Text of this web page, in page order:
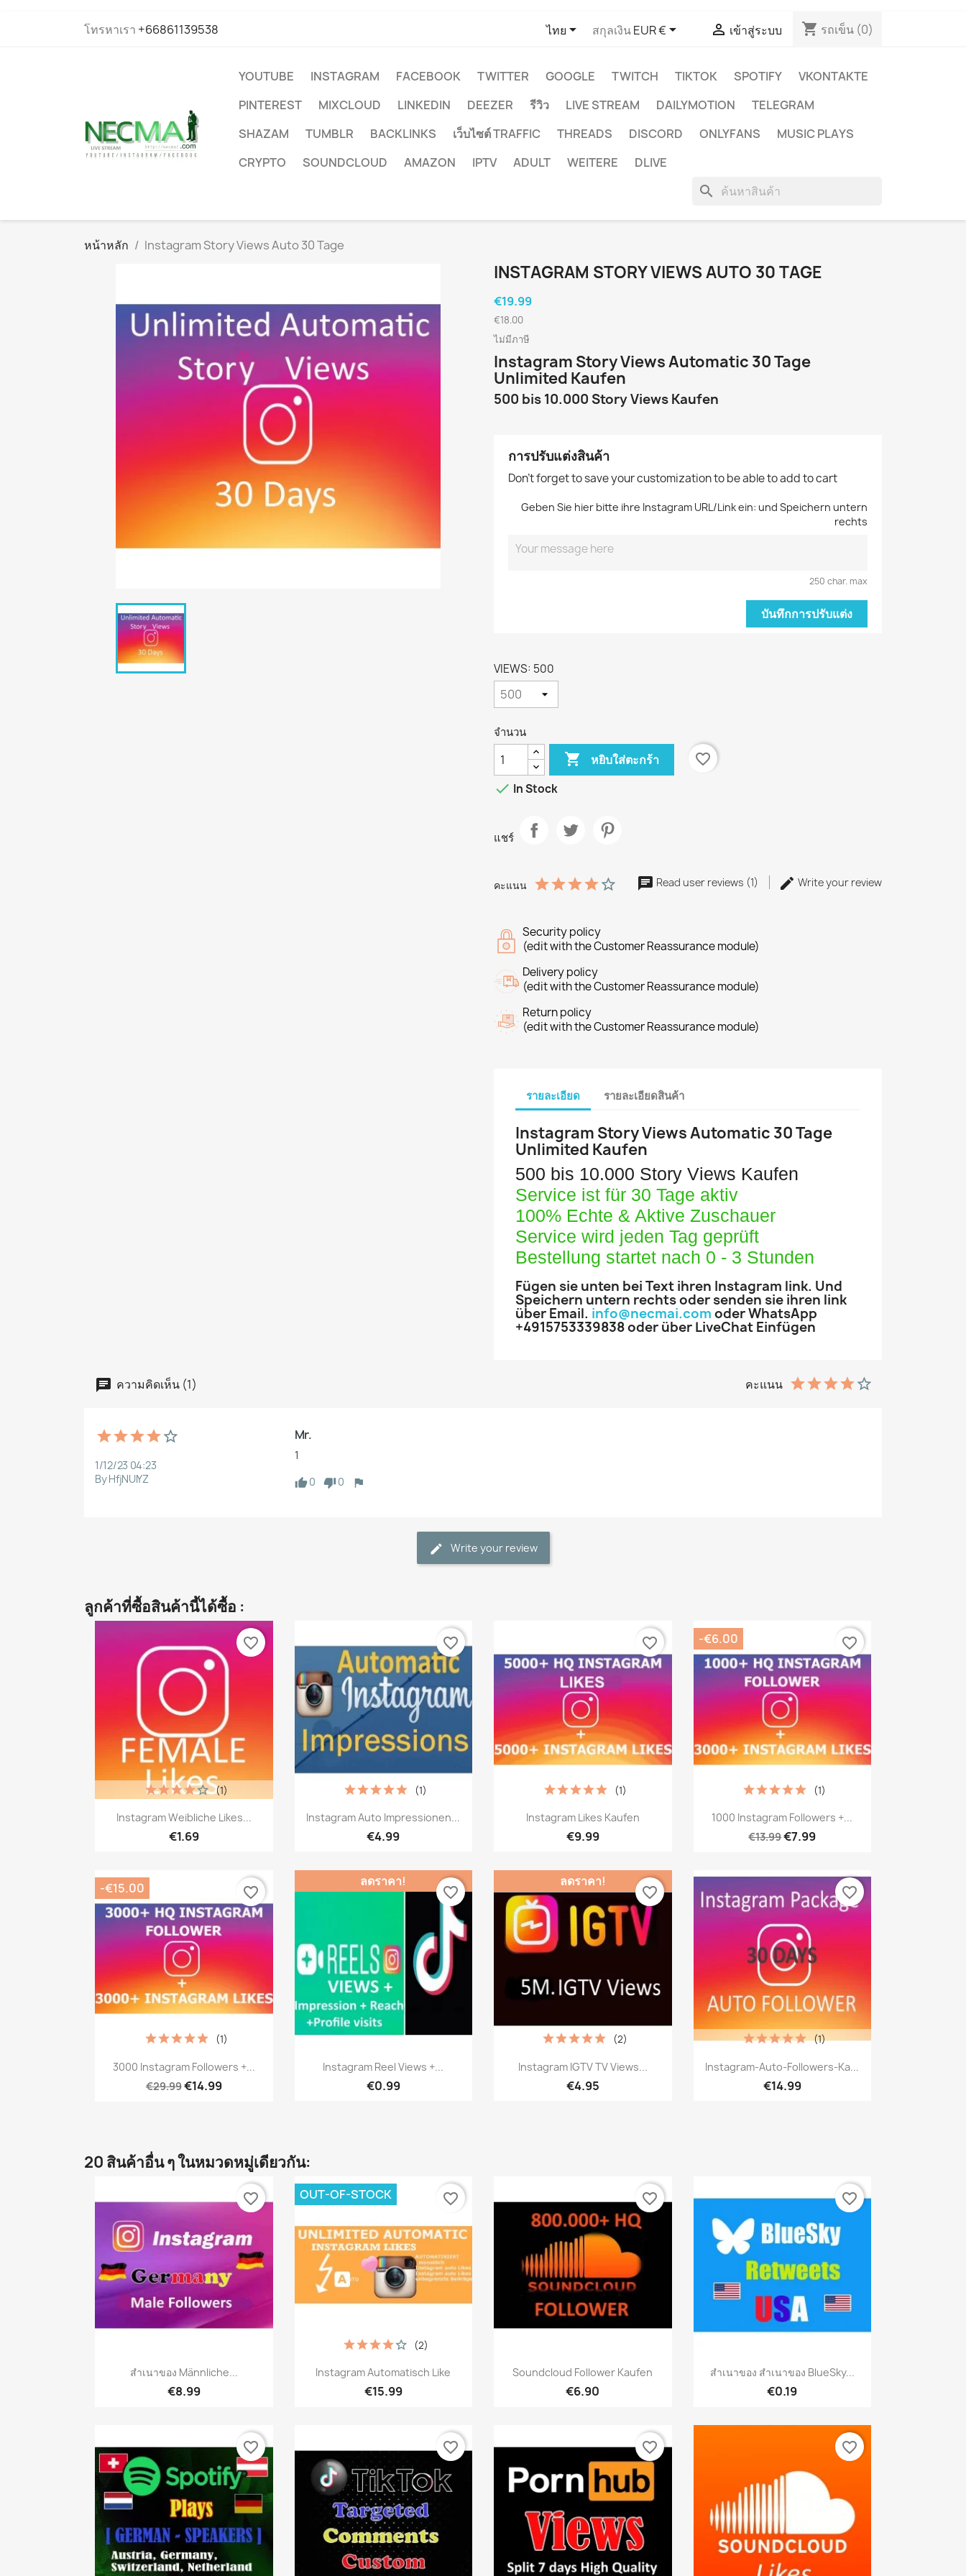
โทรหาเรา +66861139538 ไทย สกุลเงินEUR €  เข้าสู่ระบบ shopping_cart รถเข็น (0)
YOUTUBE INSTAGRAM FACEBOOK TWITTER GOOGLE TWITCH TIKTOK SPOTIFY
VKONTAKTE
PINTEREST
MIXCLOUD LINKEDIN DEEZER รีวิว LIVE STREAM DAILYMOTION
TELEGRAM
SHAZAM
TUMBLR BACKLINKS เว็บไซต์ TRAFFIC THREADS DISCORD ONLYFANS
MUSIC PLAYS
CRYPTO
SOUNDCLOUD AMAZON IPTV ADULT WEITERE DLIVE
search
หน้าหลัก Instagram Story Views Auto 30 Tage
INSTAGRAM STORY VIEWS AUTO 30 TAGE
€19.99
€18.00
ไม่มีภาษี
Instagram Story Views Automatic 30 Tage
Unlimited Kaufen
500 bis 10.000 Story Views Kaufen
การปรับแต่งสินค้า
Don't forget to save your customization to be able to add to cart
Geben Sie hier bitte ihre Instagram URL/Link ein: und Speichern untern
rechts
250 char. max
บันทึกการปรับแต่ง
VIEWS: 500
จำนวน
 หยิบใส่ตะกร้า
favorite_border
 In Stock
แชร์
คะแนน Read user reviews (1) Write your review
Security policy
(edit with the Customer Reassurance module)
Delivery policy
(edit with the Customer Reassurance module)
Return policy
(edit with the Customer Reassurance module)
รายละเอียด รายละเอียดสินค้า
Instagram Story Views Automatic 30 Tage
Unlimited Kaufen
500 bis 10.000 Story Views Kaufen
Service ist für 30 Tage aktiv
100% Echte & Aktive Zuschauer
Service wird jeden Tag geprüft
Bestellung startet nach 0 - 3 Stunden
Fügen sie unten bei Text ihren Instagram link. Und
Speichern untern rechts oder senden sie ihren link
über Email. info@necmai.com oder WhatsApp
+4915753339838 oder über LiveChat Einfügen
ความคิดเห็น (1) คะแนน
1/12/23 04:23
By HfjNUlYZ
Mr.
1
0
0
Write your review
ลูกค้าที่ซื้อสินค้านี้ได้ซื้อ :
เปิดหน้าต่างย่อ
Instagram Weibliche Likes...
€1.69
(1)
favorite_border
เปิดหน้าต่างย่อ
Instagram Auto Impressionen...
€4.99
(1)
favorite_border
เปิดหน้าต่างย่อ
Instagram Likes Kaufen
€9.99
(1)
favorite_border
เปิดหน้าต่างย่อ
1000 Instagram Followers +...
€13.99€7.99
(1)
-€6.00 favorite_border
เปิดหน้าต่างย่อ
3000 Instagram Followers +...
€29.99€14.99
(1)
-€15.00 favorite_border
เปิดหน้าต่างย่อ
Instagram Reel Views +...
€0.99
ลดราคา!
favorite_border
เปิดหน้าต่างย่อ
Instagram IGTV TV Views...
€4.95
(2)
ลดราคา!
favorite_border
เปิดหน้าต่างย่อ
Instagram-Auto-Followers-Ka...
€14.99
(1)
favorite_border
20 สินค้าอื่น ๆ ในหมวดหมู่เดียวกัน:
เปิดหน้าต่างย่อ
สำเนาของ Männliche...
€8.99
favorite_border
เปิดหน้าต่างย่อ
Instagram Automatisch Like
€15.99
(2)
OUT-OF-STOCK favorite_border
เปิดหน้าต่างย่อ
Soundcloud Follower Kaufen
€6.90
favorite_border
เปิดหน้าต่างย่อ
สำเนาของ สำเนาของ BlueSky...
€0.19
favorite_border
favorite_border favorite_border favorite_border favorite_border